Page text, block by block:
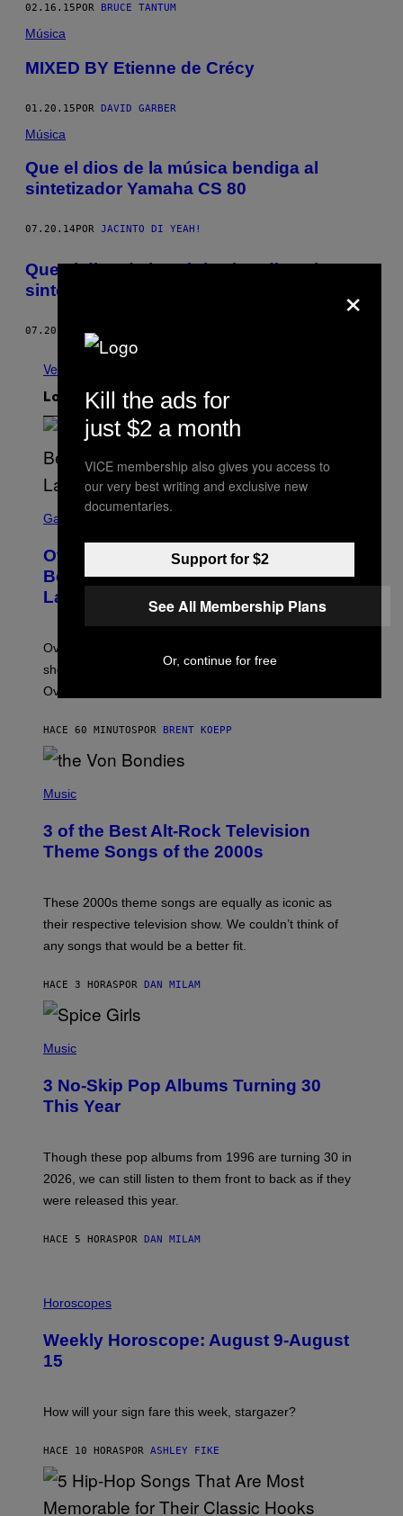
02.16.15 POR BRUCE TANTUM
Música
MIXED BY Etienne de Crécy
01.20.15POR DAVID GARBER
Música
Que el dios de la música bendiga al
sintetizador Yamaha CS 80
07.20.14 POR JACINTO DI YEAH!
Que el dios de la música bendiga al
sintetizador Yamaha CS 80
07.20.14 POR
Ver todo
Lo más reciente
C
E
N
S
B
I
Z
R
D
Gaming
Overwatch Rebrand Pays Off With Its
Best Quarter Since Overwatch 2
Launched
Overwatch’s major rebrand has paid off, with the hero
shooter delivering its strongest financial quarter since
Overwatch 2 launched in 2022.
HACE 60 MINUTOSPOR BRENT KOEPP
H
O
B
Y
M
E
C
A
T
/
R
E
I
G
Music
3 of the Best Alt-Rock Television
Theme Songs of the 2000s
These 2000s theme songs are equally as iconic as
their respective television show. We couldn’t think of
any songs that would be a better fit.
HACE 3 HORASPOR DAN MILAM
H
O
B
Y
M
O
E
/
Y
A
G
E
Music
3 No-Skip Pop Albums Turning 30
This Year
Though these pop albums from 1996 are turning 30 in
2026, we can still listen to them front to back as if they
were released this year.
HACE 5 HORASPOR DAN MILAM
L
S
T
R
I
B
R
E
Horoscopes
Weekly Horoscope: August 9-August
15
How will your sign fare this week, stargazer?
HACE 10 HORASPOR ASHLEY FIKE
×
Kill the ads for
just $2 a month
VICE membership also gives you access to
our very best writing and exclusive new
documentaries.
Support for $2
See All Membership Plans
Or, continue for free